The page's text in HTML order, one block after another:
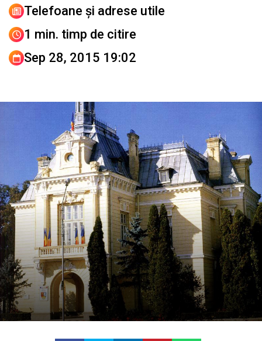
Telefoane şi adrese utile
1 min. timp de citire
Sep 28, 2015 19:02